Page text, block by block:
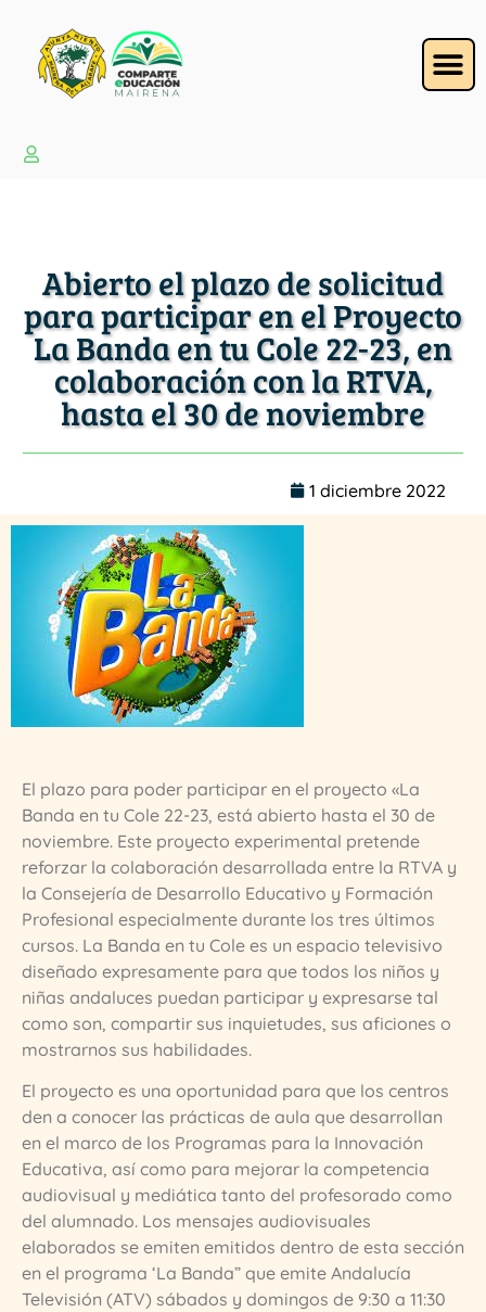
Abierto el plazo de solicitud
para participar en el Proyecto
La Banda en tu Cole 22-23, en
colaboración con la RTVA,
hasta el 30 de noviembre
1 diciembre 2022
El plazo para poder participar en el proyecto «La
Banda en tu Cole 22-23, está abierto hasta el 30 de
noviembre. Este proyecto experimental pretende
reforzar la colaboración desarrollada entre la RTVA y
la Consejería de Desarrollo Educativo y Formación
Profesional especialmente durante los tres últimos
cursos. La Banda en tu Cole es un espacio televisivo
diseñado expresamente para que todos los niños y
niñas andaluces puedan participar y expresarse tal
como son, compartir sus inquietudes, sus aficiones o
mostrarnos sus habilidades.
El proyecto es una oportunidad para que los centros
den a conocer las prácticas de aula que desarrollan
en el marco de los Programas para la Innovación
Educativa, así como para mejorar la competencia
audiovisual y mediática tanto del profesorado como
del alumnado. Los mensajes audiovisuales
elaborados se emiten emitidos dentro de esta sección
en el programa ‘La Banda” que emite Andalucía
Televisión (ATV) sábados y domingos de 9:30 a 11:30